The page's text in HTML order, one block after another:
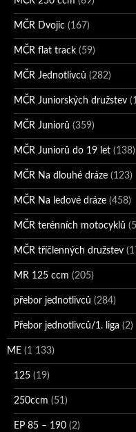
MČR Dvojic (167)
MČR flat track (59)
MČR Jednotlivců (282)
MČR Juniorských družstev
MČR Juniorů (359)
MČR Juniorů do 19 let (138)
MČR Na dlouhé dráze (123)
MČR Na ledové dráze (458)
MČR terénních motocyklů
MČR tříčlenných družstev
MR 125 ccm (205)
přebor jednotlivců (284)
Přebor jednotlivců/1. liga (2)
ME (1 133)
125 (19)
250ccm (51)
EP 85 – 190 (2)